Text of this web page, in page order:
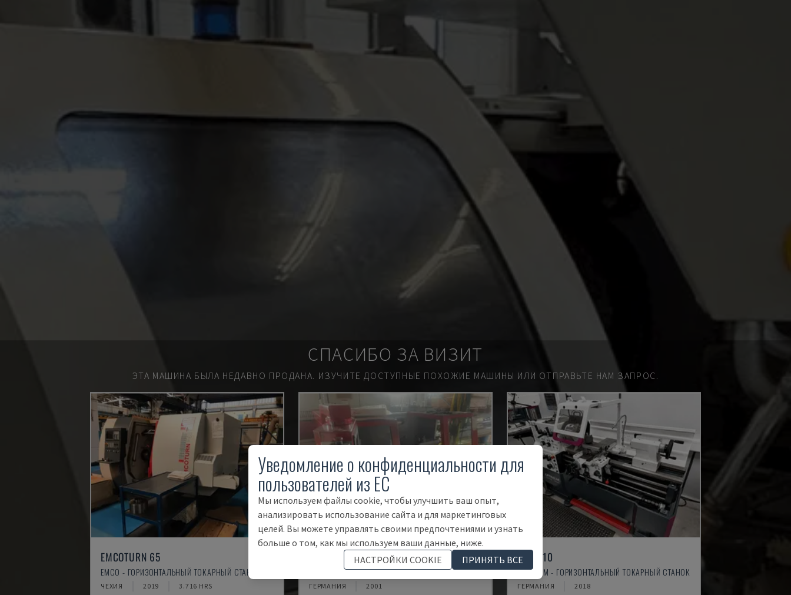
СПАСИБО ЗА ВИЗИТ
ЭТА МАШИНА БЫЛА НЕДАВНО ПРОДАНА. ИЗУЧИТЕ ДОСТУПНЫЕ ПОХОЖИЕ МАШИНЫ ИЛИ ОТПРАВЬТЕ НАМ ЗАПРОС.
EMCOTURN 65
EMCO - ГОРИЗОНТАЛЬНЫЙ ТОКАРНЫЙ СТАНОК
ЧЕХИЯ 2019 3.716 HRS
EMCOMAT 200X1000
EMCO - ГОРИЗОНТАЛЬНЫЙ ТОКАРНЫЙ СТАНОК
ГЕРМАНИЯ 2001
TH 4610
OPTIMUM - ГОРИЗОНТАЛЬНЫЙ ТОКАРНЫЙ СТАНОК
ГЕРМАНИЯ 2018
Уведомление о конфиденциальности для
пользователей из ЕС
Мы используем файлы cookie, чтобы улучшить ваш опыт,
анализировать использование сайта и для маркетинговых
целей. Вы можете управлять своими предпочтениями и узнать
больше о том, как мы используем ваши данные, ниже.
НАСТРОЙКИ COOKIE
ПРИНЯТЬ ВСЕ